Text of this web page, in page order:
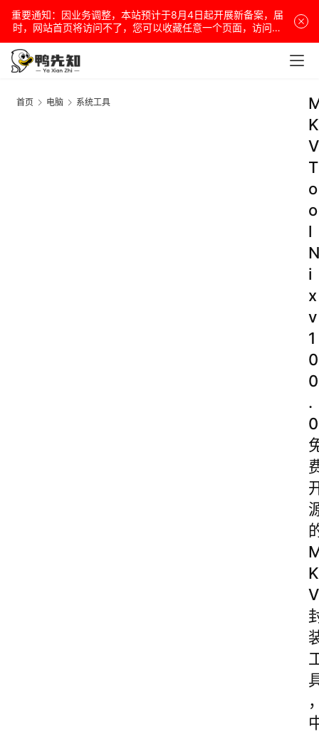
重要通知：因业务调整，本站预计于8月4日起开展新备案，届
时，网站首页将访问不了，您可以收藏任意一个页面，访问网
站！
首页 电脑 系统工具
K
V
T
o
o
l
N
i
x
v
1
0
0
.
0
K
V